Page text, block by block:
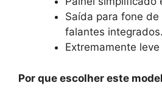
Saída para fone
falantes integrados.
Extremamente
Por que escolher este